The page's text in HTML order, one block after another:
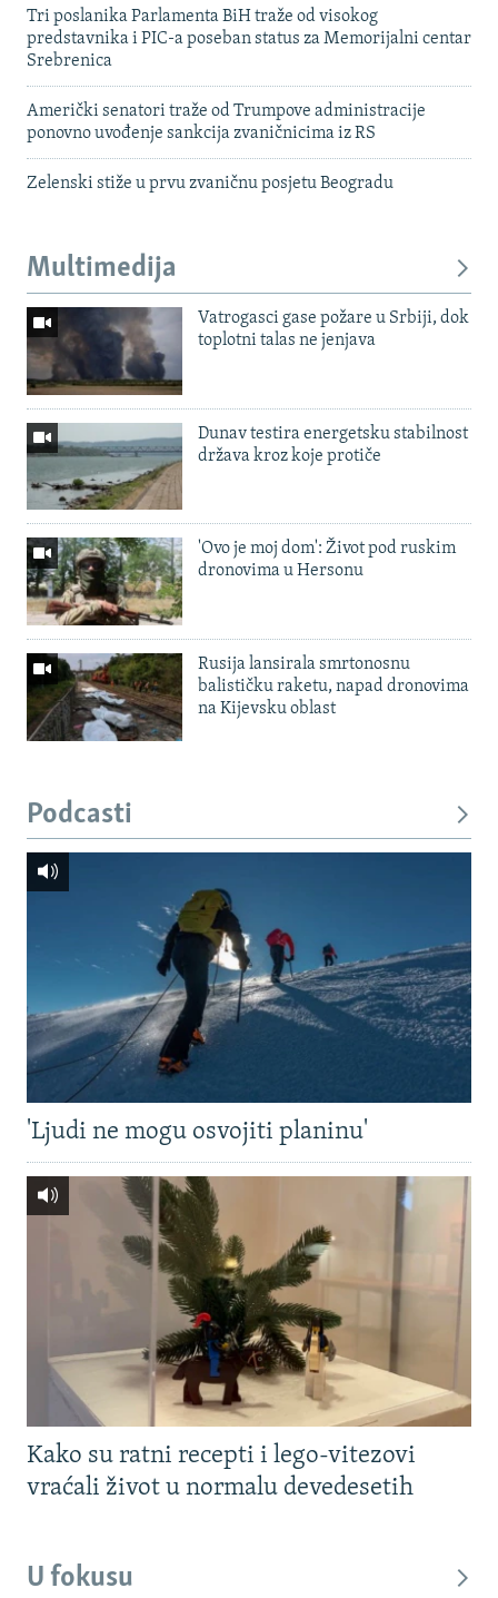
Tri poslanika Parlamenta BiH traže od visokog
predstavnika i PIC-a poseban status za Memorijalni centar
Srebrenica
Američki senatori traže od Trumpove administracije
ponovno uvođenje sankcija zvaničnicima iz RS
Zelenski stiže u prvu zvaničnu posjetu Beogradu
Multimedija
Vatrogasci gase požare u Srbiji, dok
toplotni talas ne jenjava
Dunav testira energetsku stabilnost
država kroz koje protiče
'Ovo je moj dom': Život pod ruskim
dronovima u Hersonu
Rusija lansirala smrtonosnu
balističku raketu, napad dronovima
na Kijevsku oblast
Podcasti
'Ljudi ne mogu osvojiti planinu'
Kako su ratni recepti i lego-vitezovi
vraćali život u normalu devedesetih
U fokusu